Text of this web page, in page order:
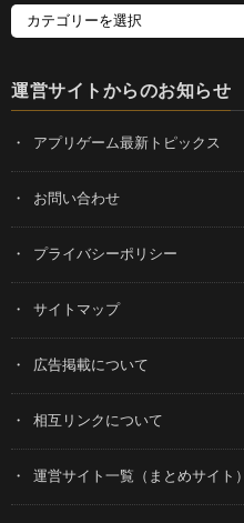
運営サイトからのお知らせ
アプリゲーム最新トピックス
お問い合わせ
プライバシーポリシー
サイトマップ
広告掲載について
相互リンクについて
運営サイト一覧（まとめサイト）